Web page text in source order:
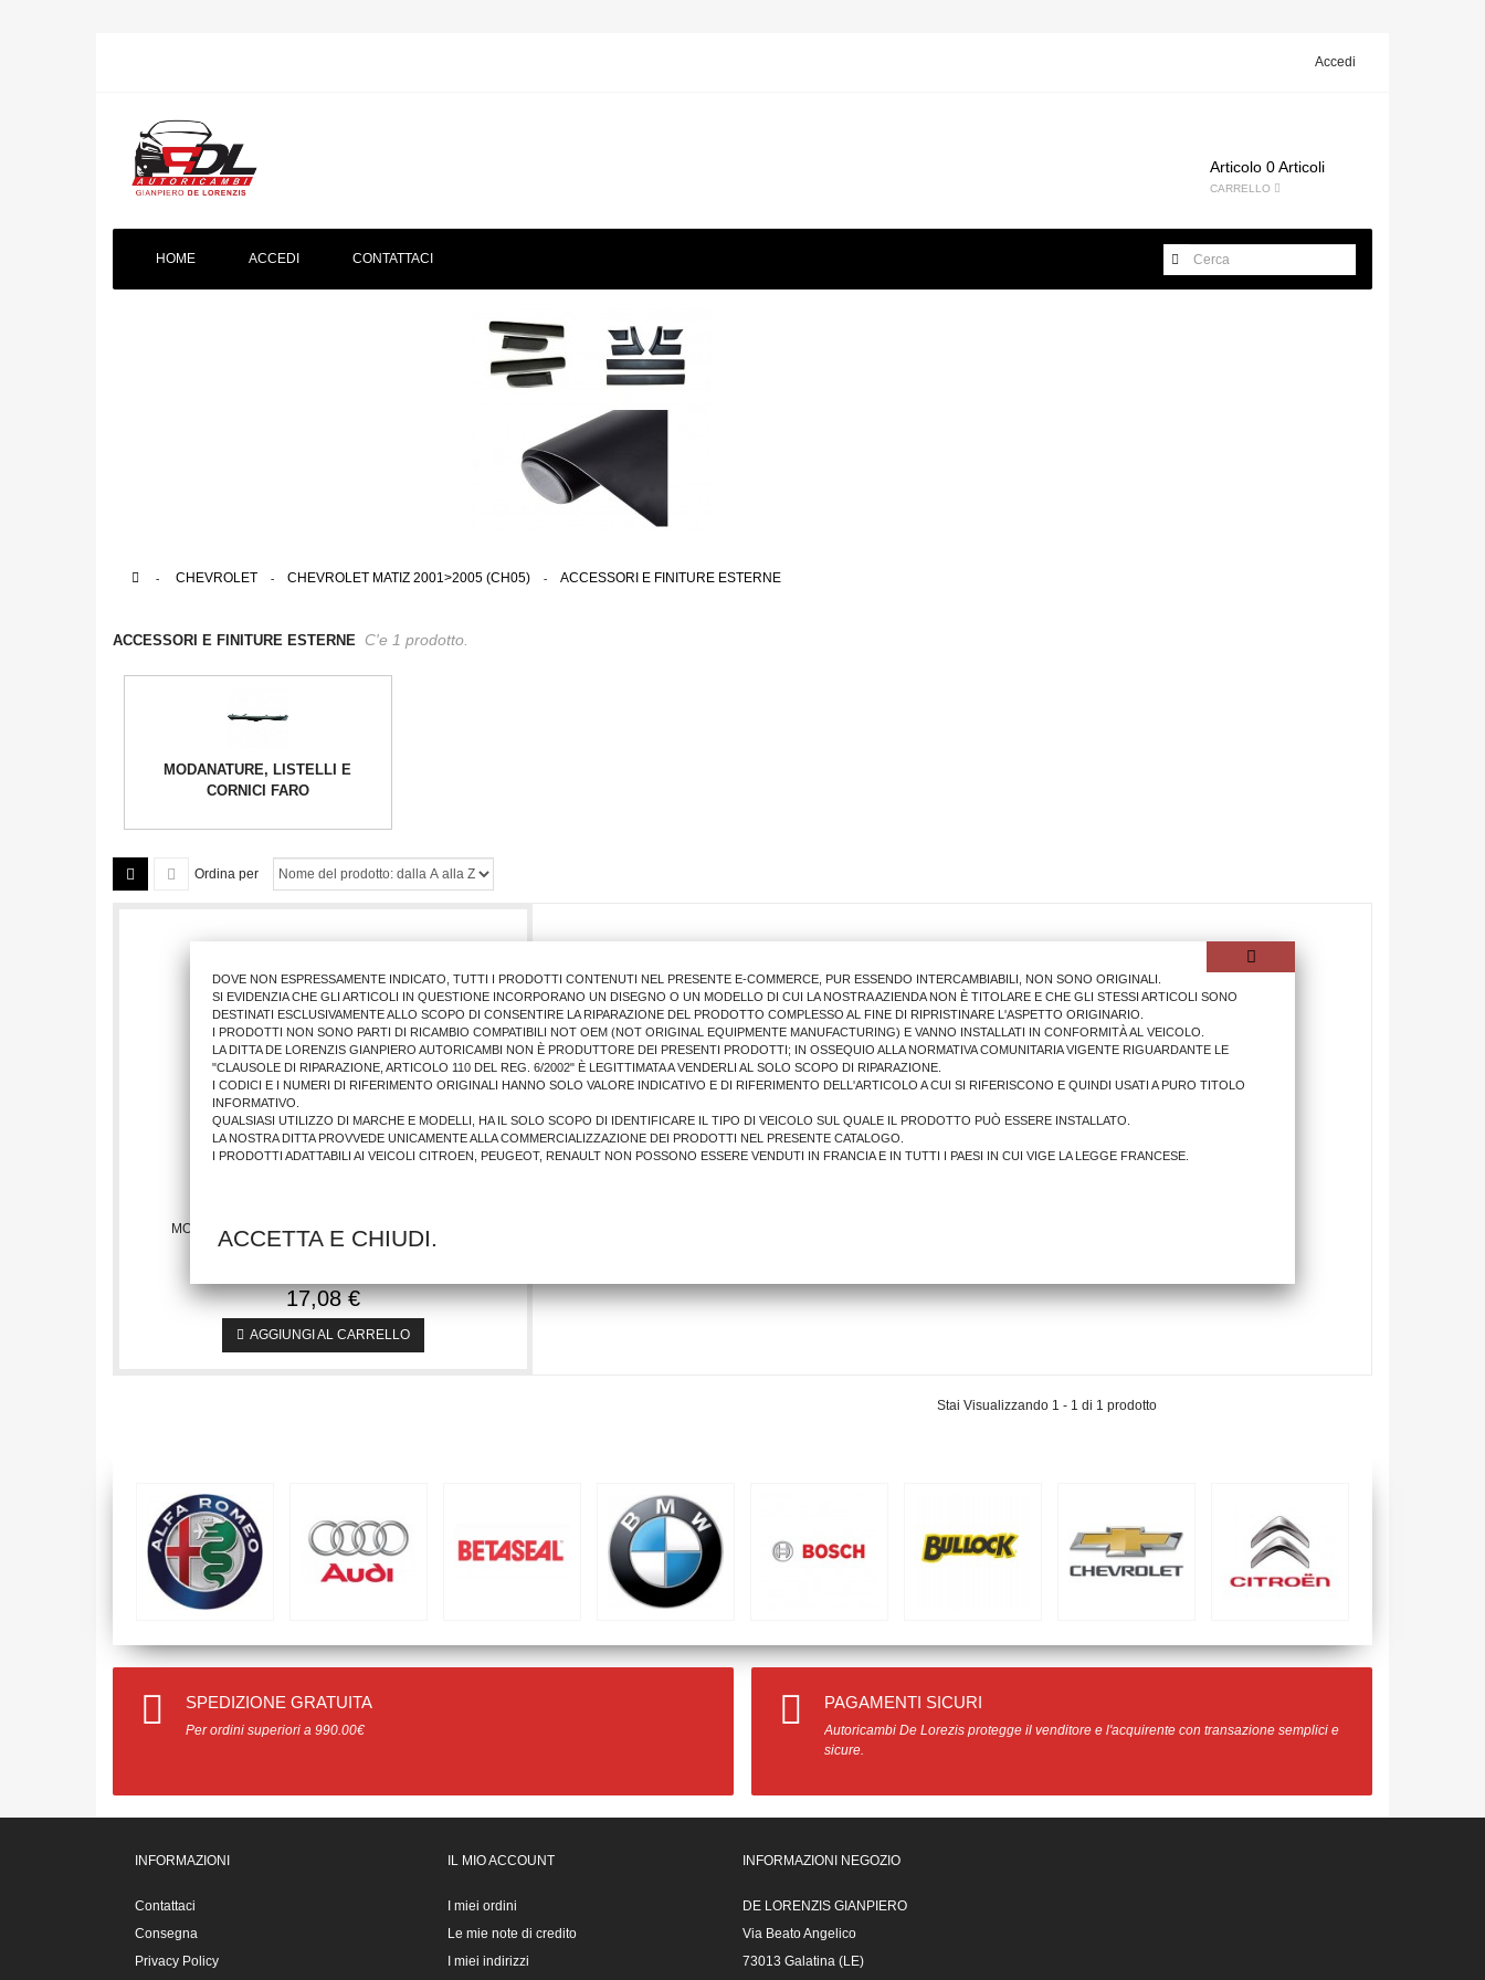
Accedi
Articolo 0 Articoli
CARRELLO
HOME ACCEDI CONTATTACI
> CHEVROLET > CHEVROLET MATIZ 2001>2005 (CH05) > ACCESSORI E FINITURE ESTERNE
ACCESSORI E FINITURE ESTERNE C'e 1 prodotto.
MODANATURE, LISTELLI E
CORNICI FARO
Ordina per
MODAN. FARO CH MATIZ 2001>2005 INFERIORE
17,08 €
AGGIUNGI AL CARRELLO
Stai Visualizzando 1 - 1 di 1 prodotto
SPEDIZIONE GRATUITA
Per ordini superiori a 990.00€
PAGAMENTI SICURI
Autoricambi De Lorezis protegge il venditore e l'acquirente con transazione semplici e
sicure.
INFORMAZIONI
Contattaci
Consegna
Privacy Policy
IL MIO ACCOUNT
I miei ordini
Le mie note di credito
I miei indirizzi
INFORMAZIONI NEGOZIO
DE LORENZIS GIANPIERO
Via Beato Angelico
73013 Galatina (LE)
DOVE NON ESPRESSAMENTE INDICATO, TUTTI I PRODOTTI CONTENUTI NEL PRESENTE E-COMMERCE, PUR ESSENDO INTERCAMBIABILI, NON SONO ORIGINALI.
SI EVIDENZIA CHE GLI ARTICOLI IN QUESTIONE INCORPORANO UN DISEGNO O UN MODELLO DI CUI LA NOSTRA AZIENDA NON È TITOLARE E CHE GLI STESSI ARTICOLI SONO
DESTINATI ESCLUSIVAMENTE ALLO SCOPO DI CONSENTIRE LA RIPARAZIONE DEL PRODOTTO COMPLESSO AL FINE DI RIPRISTINARE L'ASPETTO ORIGINARIO.
I PRODOTTI NON SONO PARTI DI RICAMBIO COMPATIBILI NOT OEM (NOT ORIGINAL EQUIPMENTE MANUFACTURING) E VANNO INSTALLATI IN CONFORMITÀ AL VEICOLO.
LA DITTA DE LORENZIS GIANPIERO AUTORICAMBI NON È PRODUTTORE DEI PRESENTI PRODOTTI; IN OSSEQUIO ALLA NORMATIVA COMUNITARIA VIGENTE RIGUARDANTE LE
"CLAUSOLE DI RIPARAZIONE, ARTICOLO 110 DEL REG. 6/2002" È LEGITTIMATA A VENDERLI AL SOLO SCOPO DI RIPARAZIONE.
I CODICI E I NUMERI DI RIFERIMENTO ORIGINALI HANNO SOLO VALORE INDICATIVO E DI RIFERIMENTO DELL'ARTICOLO A CUI SI RIFERISCONO E QUINDI USATI A PURO TITOLO
INFORMATIVO.
QUALSIASI UTILIZZO DI MARCHE E MODELLI, HA IL SOLO SCOPO DI IDENTIFICARE IL TIPO DI VEICOLO SUL QUALE IL PRODOTTO PUÒ ESSERE INSTALLATO.
LA NOSTRA DITTA PROVVEDE UNICAMENTE ALLA COMMERCIALIZZAZIONE DEI PRODOTTI NEL PRESENTE CATALOGO.
I PRODOTTI ADATTABILI AI VEICOLI CITROEN, PEUGEOT, RENAULT NON POSSONO ESSERE VENDUTI IN FRANCIA E IN TUTTI I PAESI IN CUI VIGE LA LEGGE FRANCESE.
ACCETTA E CHIUDI.